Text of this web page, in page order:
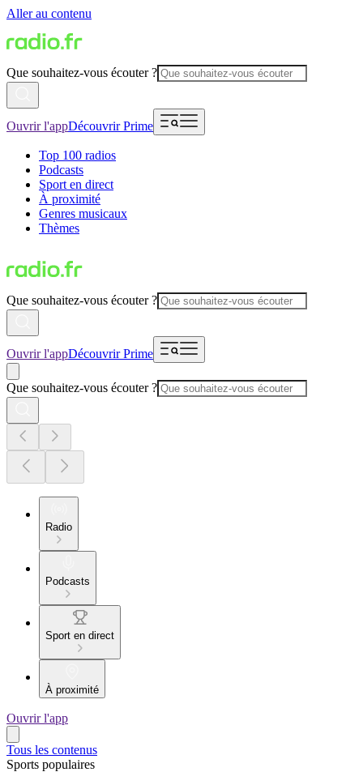
Aller au contenu
Que souhaitez-vous écouter ?
Ouvrir l'appDécouvrir Prime
Top 100 radios
Podcasts
Sport en direct
À proximité
Genres musicaux
Thèmes
Que souhaitez-vous écouter ?
Ouvrir l'appDécouvrir Prime
Que souhaitez-vous écouter ?
Radio
Podcasts
Sport en direct
À proximité
Ouvrir l'app
Tous les contenus
Sports populaires